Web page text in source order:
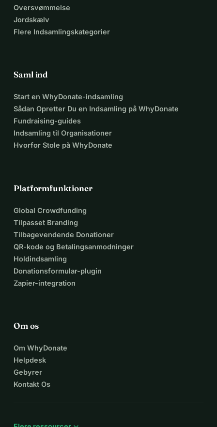
Oversvømmelse
Jordskælv
Flere Indsamlingskategorier
Saml ind
Start en WhyDonate-indsamling
Sådan Opretter Du en Indsamling på WhyDonate
Fundraising-guides
Indsamling til Organisationer
Hvorfor Stole på WhyDonate
Platformfunktioner
Global Crowdfunding
Tilpasset Branding
Tilbagevendende Donationer
QR-kode og Betalingsanmodninger
Holdindsamling
Donationsformular-plugin
Zapier-integration
Om os
Om WhyDonate
Helpdesk
Gebyrer
Kontakt Os